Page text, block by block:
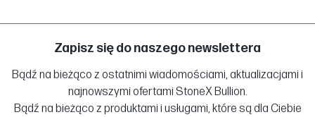
Zapisz się do naszego newslettera
Bądź na bieżąco z ostatnimi wiadomościami, aktualizacjami i
najnowszymi ofertami StoneX Bullion.
Bądź na bieżąco z produktami i usługami, które są dla Ciebie